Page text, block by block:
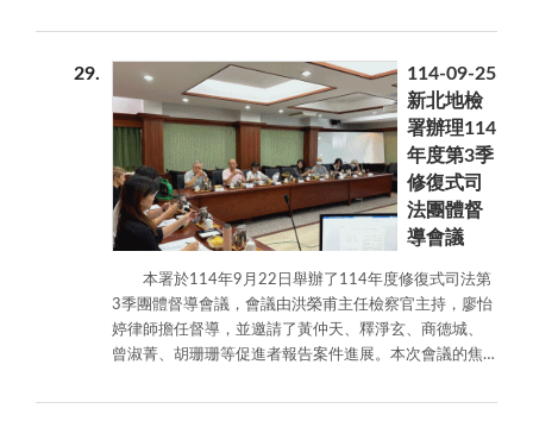
校園霸凌與
性騷擾的預
防與因應方
式，此外，
以近期國內
重大暴力與
恐嚇公眾案
時事為例，
辦之蘆洲三
民捷運站出
口恐嚇公眾
案件，說明
式司法在對話引導、責任承擔與資源整合上的理解。本
署將持續推動修復式司法，透過穩定督導與跨專業合
作，協助更多案件在理解與尊重中找到修復道路。
獎，後政風室進行「公益揭弊者保護法及公務員廉政倫
理規範宣導」；並聘請新北市勞動檢查處蘇冠賓技正就
「執行社會勞動應注意之職業安全衛生相關規範」進行
專題講座。另為促進各機構間實務管理經驗的交流，特
別安排「流浪兔保護協會」店長洪文心小姐就「社會勞
動機關執行實務」做經驗分享。 檢察長郭永發致詞
時親自對轄內勞動機(關)構表達感謝之意，對今年度績
優、管理優良之社會勞動機構，新莊清潔隊等26個機構
頒發獎狀，感謝各機構付出，達到減少國家財政負擔，
里，回饋社會，同時社會勞動人亦能兼顧既有的工作與
家庭生活，為政府、社會及犯罪者創造三贏的局面。
檢察長致詞時特別強調並提醒社會勞動機構應行注
意事項，以建立正確認知，第一是社會勞動機構乃透過
29
114-09-25
新北地檢
署辦理114
年度第3季
修復式司
法團體督
導會議
本署於114年9月22日舉辦了114年度修復式司法第
3季團體督導會議，會議由洪榮甫主任檢察官主持，廖怡
婷律師擔任督導，並邀請了黃仲天、釋淨玄、商德城、
曾淑菁、胡珊珊等促進者報告案件進展。本次會議的焦
情感與誤解，對修復式司法而言具有獨特挑戰。 會